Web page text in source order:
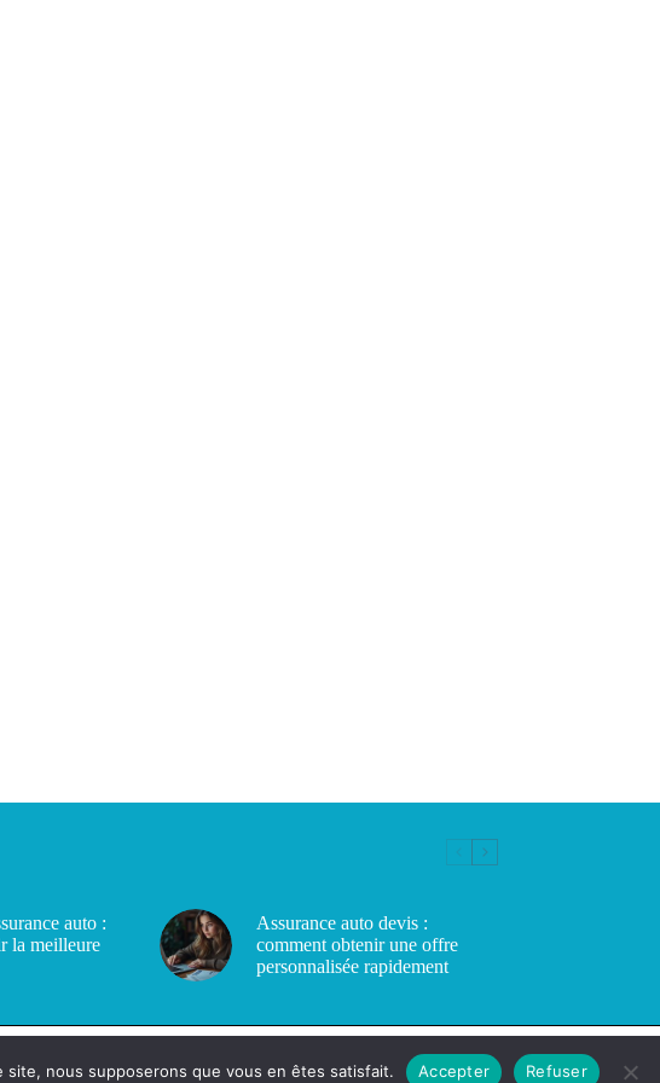
auto :
la meilleure
Assurance auto devis :
comment obtenir une offre
personnalisée rapidement
nous supposerons que vous en êtes satisfait. Accepter Refuser